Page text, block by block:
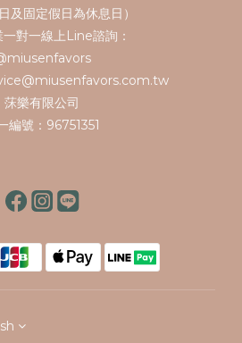
及固定假日為休息日）
一對一線上Line諮詢：
莯樂有限公司
編號：96751351